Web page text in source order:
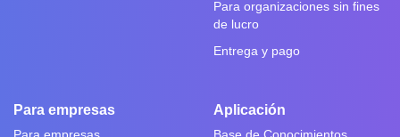
Para organizaciones sin fines
de lucro
Entrega y pago
Para empresas
Para empresas
Aplicación
Base de Conocimientos